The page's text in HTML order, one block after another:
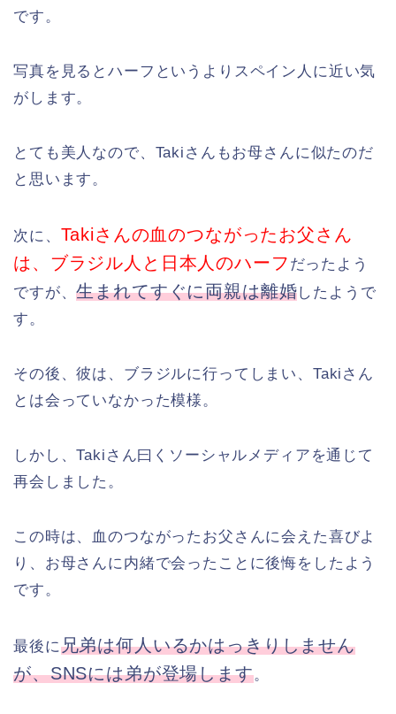
です。
写真を見るとハーフというよりスペイン人に近い気
がします。
とても美人なので、Takiさんもお母さんに似たのだ
と思います。
次に、 Takiさんの血のつながったお父さん
は、ブラジル人と日本人のハーフ だったよう
ですが、生まれてすぐに両親は離婚したようで
す。
その後、彼は、ブラジルに行ってしまい、Takiさん
とは会っていなかった模様。
しかし、Takiさん曰くソーシャルメディアを通じて
再会しました。
この時は、血のつながったお父さんに会えた喜びよ
り、お母さんに内緒で会ったことに後悔をしたよう
です。
最後に兄弟は何人いるかはっきりしません
が、SNSには弟が登場します。